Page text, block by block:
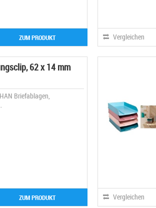
ZUM PRODUKT Vergleichen
62 x 14 mm
Briefablagen,
ZUM PRODUKT Vergleichen